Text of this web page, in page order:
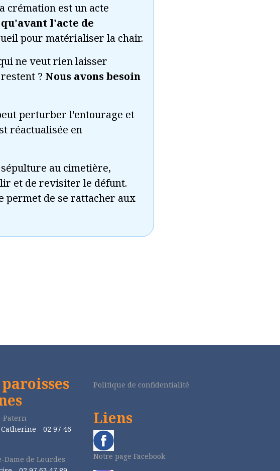
crémation est un acte
l'acte de
pour matérialiser la chair.
ne veut rien laisser
? Nous avons besoin
perturber l'entourage et
réactualisée en
au cimetière,
et de revisiter le défunt.
permet de se rattacher aux
Patern
- 02 97 46
Dame de Lourdes
Politique de confidentialité
Liens
Notre page Facebook